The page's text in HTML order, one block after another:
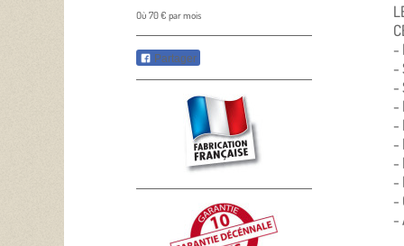
Où 70 € par mois
Partager
-
-
-
-
-
-
-
-
-
-